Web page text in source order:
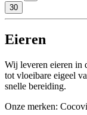
30
Eieren
Wij leveren eieren in
tot vloeibare eigeel
snelle bereiding.
Onze merken: